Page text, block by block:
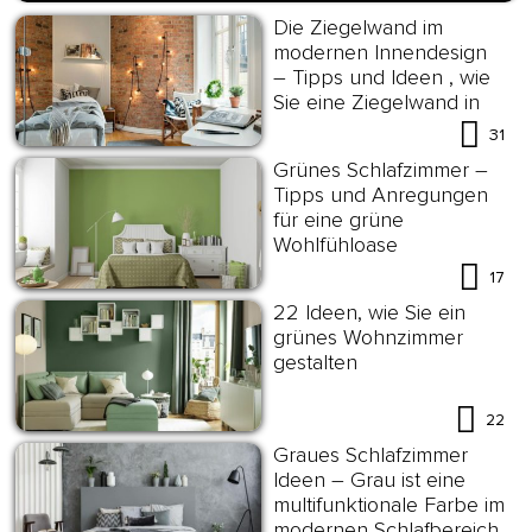
Die Ziegelwand im
modernen Innendesign
– Tipps und Ideen , wie
Sie eine Ziegelwand in
31
Grünes Schlafzimmer –
Tipps und Anregungen
für eine grüne
Wohlfühloase
17
22 Ideen, wie Sie ein
grünes Wohnzimmer
gestalten
22
Graues Schlafzimmer
Ideen – Grau ist eine
multifunktionale Farbe im